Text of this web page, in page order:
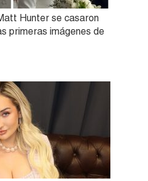
Hunter se casaron
primeras imágenes de